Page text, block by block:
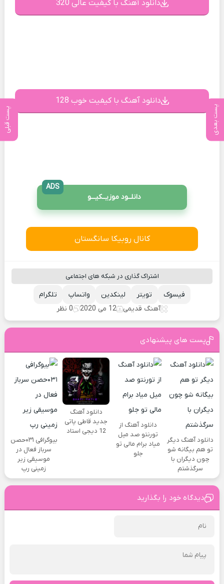
پست بعدی پست قبلی
دانلود آهنگ با کیفیت عالی 320
دانلود آهنگ با کیفیت خوب 128
دانلــود موزیــکیـــو
ADS
کانال روبیکا سانگستان
اشتراک گذاری در شبکه های اجتماعی
تلگرام واتساپ لینکدین تویتر
فیسوک
آهنگ قدیمی
12 می 2020 0 نظر
پست های پیشنهادی
دانلود آهنگ دیگر
تو هم بیگانه شو
چون دیگران با
سرگذشتم
دانلود آهنگ از
تورنتو صد میل
میاد برام مالی تو
جلو
دانلود آهنگ
جدید قاطی پاتی
12 دیجی استاد
بیوگرافی ۰۳۱حصن
سرباز فعال در
موسیقی زیر
زمینی رپ
دیدگاه خود را بگذارید